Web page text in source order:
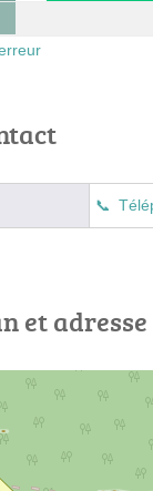
et adresse